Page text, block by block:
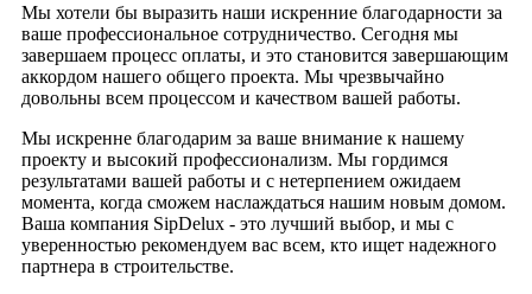
Мы хотели бы выразить наши искренние благодарности за
ваше профессиональное сотрудничество. Сегодня мы
завершаем процесс оплаты, и это становится завершающим
аккордом нашего общего проекта. Мы чрезвычайно
довольны всем процессом и качеством вашей работы.
Мы искренне благодарим за ваше внимание к нашему
проекту и высокий профессионализм. Мы гордимся
результатами вашей работы и с нетерпением ожидаем
момента, когда сможем наслаждаться нашим новым домом.
Ваша компания SipDelux - это лучший выбор, и мы с
уверенностью рекомендуем вас всем, кто ищет надежного
партнера в строительстве.